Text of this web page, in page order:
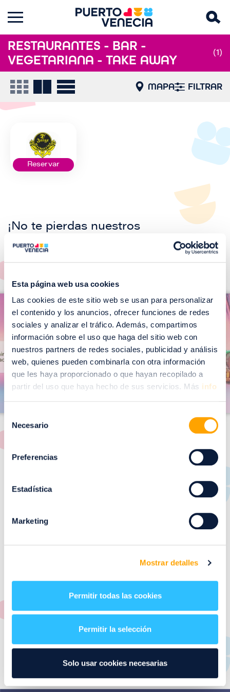
Esta página web usa cookies
Las cookies de este sitio web se usan para personalizar
el contenido y los anuncios, ofrecer funciones de redes
sociales y analizar el tráfico. Además, compartimos
información sobre el uso que haga del sitio web con
nuestros partners de redes sociales, publicidad y análisis
web, quienes pueden combinarla con otra información
que les haya proporcionado o que hayan recopilado a
partir del uso que haya hecho de sus servicios. Más info
Selección
Necesario
Preferencias
Estadística
Marketing
Mostrar detalles
Permitir todas las cookies
Permitir la selección
Solo usar cookies necesarias
RESTAURANTES - BAR -
VEGETARIANA - TAKE AWAY
(1)
MAPA FILTRAR
Reservar
¡No te pierdas nuestros
EVENTOS!
Ver todos >
m
a
g
n
I
m
RESTAURANTES
de Puerto Venecia
restaurantes de Puerto Venecia. Descubre las mejores
cada una de nuestras marcas. Sus datos de contacto y
también un plano de los restaurantes para que
consultar o el alfabeto desplegable para navegar por